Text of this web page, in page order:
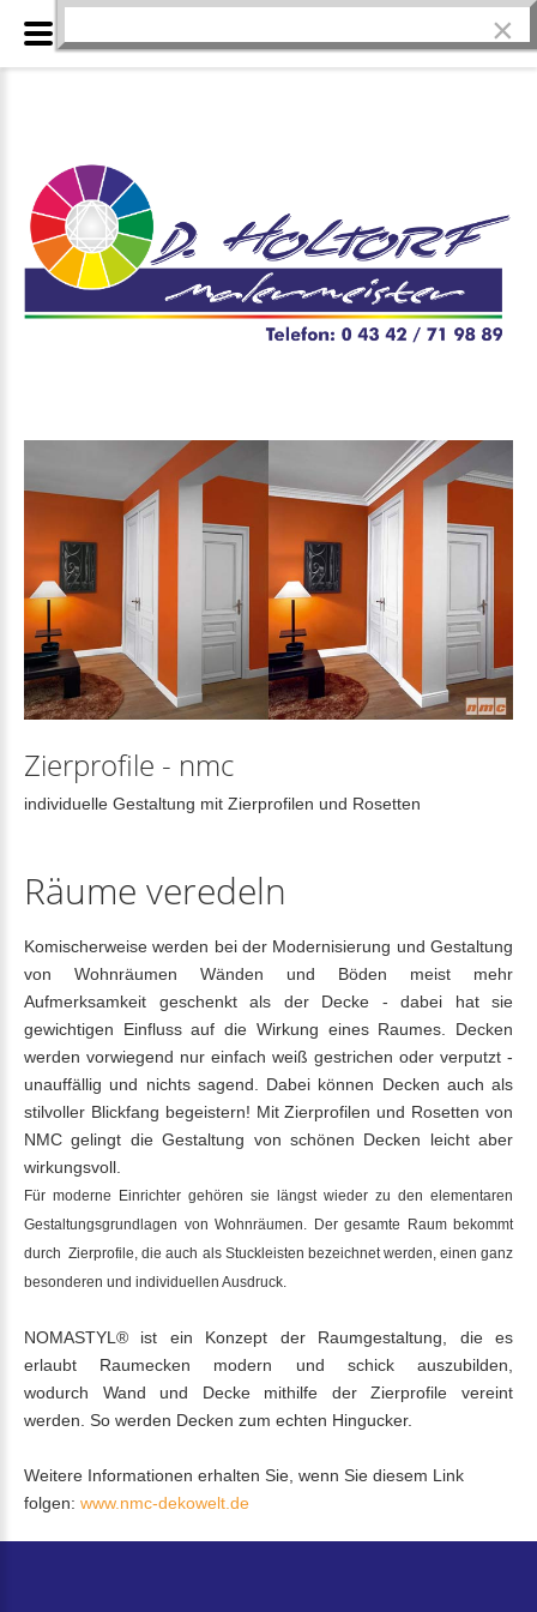
Zierprofile - nmc
individuelle Gestaltung mit Zierprofilen und Rosetten
Räume veredeln
Komischerweise werden bei der Modernisierung und Gestaltung
von Wohnräumen Wänden und Böden meist mehr
Aufmerksamkeit geschenkt als der Decke - dabei hat sie
gewichtigen Einfluss auf die Wirkung eines Raumes. Decken
werden vorwiegend nur einfach weiß gestrichen oder verputzt -
unauffällig und nichts sagend. Dabei können Decken auch als
stilvoller Blickfang begeistern! Mit Zierprofilen und Rosetten von
NMC gelingt die Gestaltung von schönen Decken leicht aber
wirkungsvoll.
Für moderne Einrichter gehören sie längst wieder zu den elementaren
Gestaltungsgrundlagen von Wohnräumen. Der gesamte Raum bekommt
durch Zierprofile, die auch als Stuckleisten bezeichnet werden, einen ganz
besonderen und individuellen Ausdruck.
NOMASTYL® ist ein Konzept der Raumgestaltung, die es
erlaubt Raumecken modern und schick auszubilden,
wodurch Wand und Decke mithilfe der Zierprofile vereint
werden. So werden Decken zum echten Hingucker.
Weitere Informationen erhalten Sie, wenn Sie diesem Link
folgen: www.nmc-dekowelt.de
×